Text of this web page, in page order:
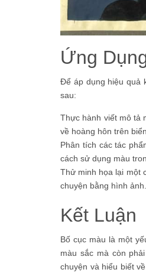
Ứng
Để áp dụng hiệu quả
sau:
Thực hành viết mô tả
về hoàng hôn trên
Phân tích các tác
cách sử dụng màu
Thử minh họa lại một
chuyện bằng hình ảnh.
Kết Luận
Bố cục màu là một
màu sắc mà còn
chuyện và hiểu biết